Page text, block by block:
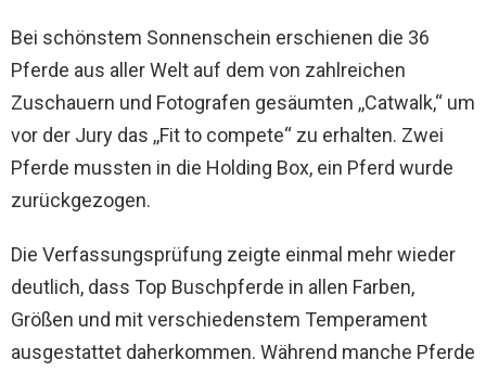
Bei schönstem Sonnenschein erschienen die 36
Pferde aus aller Welt auf dem von zahlreichen
Zuschauern und Fotografen gesäumten ,,Catwalk,“ um
vor der Jury das ,,Fit to compete“ zu erhalten. Zwei
Pferde mussten in die Holding Box, ein Pferd wurde
zurückgezogen.
Die Verfassungsprüfung zeigte einmal mehr wieder
deutlich, dass Top Buschpferde in allen Farben,
Größen und mit verschiedenstem Temperament
ausgestattet daherkommen. Während manche Pferde